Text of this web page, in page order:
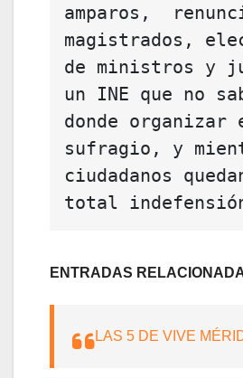
amparos,
magistrados,
de ministros y
un INE que no
donde organizar
sufragio, y
ciudadanos
total
ENTRADAS
LAS 5 DE VIVE